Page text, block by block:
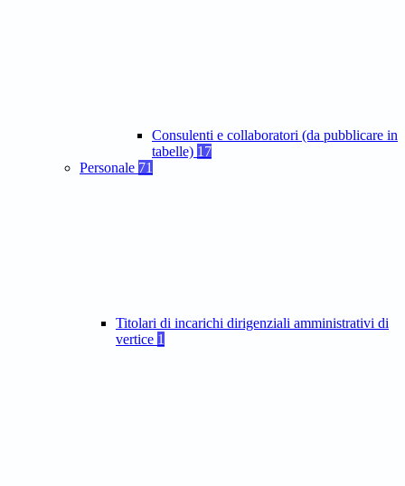
Consulenti e collaboratori (da pubblicare in
tabelle) 17
Personale 71
Titolari di incarichi dirigenziali amministrativi di
vertice 1